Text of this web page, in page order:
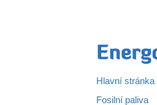
Hlavní stránka
Fosilní paliva